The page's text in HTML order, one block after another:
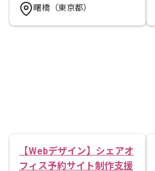
曙橋（東京都）
【Webデザイン】シェアオ
フィス予約サイト制作支援